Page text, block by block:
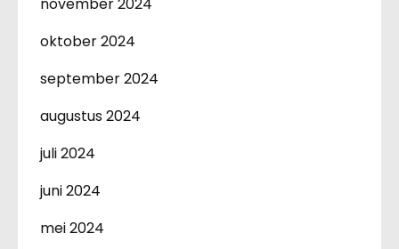
oktober 2024
september 2024
augustus 2024
juli 2024
juni 2024
mei 2024